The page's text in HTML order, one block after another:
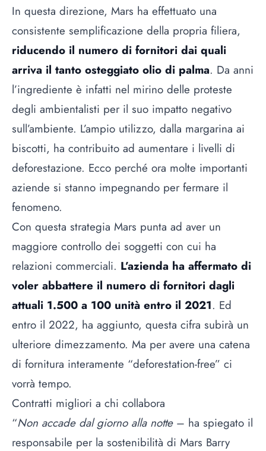
In questa direzione, Mars ha effettuato una
consistente semplificazione della propria filiera,
riducendo il numero di fornitori dai quali
arriva il tanto osteggiato olio di palma. Da anni
l’ingrediente è infatti nel mirino delle proteste
degli ambientalisti per il suo impatto negativo
sull’ambiente. L’ampio utilizzo, dalla margarina ai
biscotti, ha contribuito ad aumentare i livelli di
deforestazione. Ecco perché ora molte importanti
aziende si stanno impegnando per fermare il
fenomeno.
Con questa strategia Mars punta ad aver un
maggiore controllo dei soggetti con cui ha
relazioni commerciali. L’azienda ha affermato di
voler abbattere il numero di fornitori dagli
attuali 1.500 a 100 unità entro il 2021. Ed
entro il 2022, ha aggiunto, questa cifra subirà un
ulteriore dimezzamento. Ma per avere una catena
di fornitura interamente “deforestation-free” ci
vorrà tempo.
Contratti migliori a chi collabora
“Non accade dal giorno alla notte– ha spiegato il
responsabile per la sostenibilità di Mars Barry